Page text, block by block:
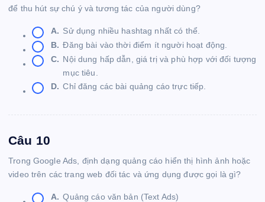
để thu hút sự chú ý và tương tác của người dùng?
A. Sử dụng nhiều hashtag nhất có thể.
B. Đăng bài vào thời điểm ít người hoạt động.
C. Nội dung hấp dẫn, giá trị và phù hợp với đối tượng
mục tiêu.
D. Chỉ đăng các bài quảng cáo trực tiếp.
Câu 10
Trong Google Ads, định dạng quảng cáo hiển thị hình ảnh hoặc
video trên các trang web đối tác và ứng dụng được gọi là gì?
A. Quảng cáo văn bản (Text Ads)